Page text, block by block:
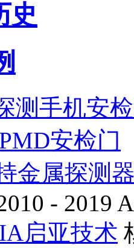
史
测手机安
PMD安检门
金属探测
- 2019
启亚技术